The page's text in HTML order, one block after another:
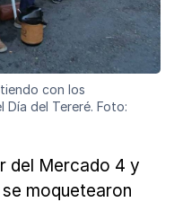
con los
del Tereré. Foto:
del Mercado 4 y
moquetearon